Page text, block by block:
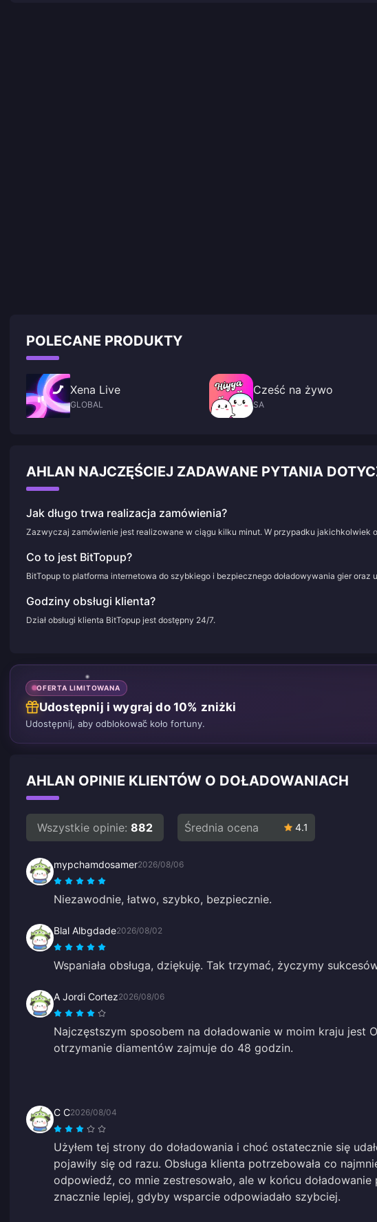
POLECANE PRODUKTY
Xena Live
GLOBAL
Cześć na żywo
SA
AHLAN NAJCZĘŚCIEJ ZADAWANE PYTANIA
Jak długo trwa realizacja zamówienia?
Zazwyczaj zamówienie jest realizowane w ciągu kilku minut. W przypadku jakichkolwiek
Co to jest BitTopup?
BitTopup to platforma internetowa do szybkiego i bezpiecznego doładowywania gier oraz
Godziny obsługi klienta?
Dział obsługi klienta BitTopup jest dostępny 24/7.
OFERTA LIMITOWANA
Udostępnij i wygraj do 10% zniżki
Udostępnij, aby odblokować koło fortuny.
AHLAN OPINIE KLIENTÓW O DOŁADOWANIACH
Wszystkie opinie: 882 Średnia ocena 4.1
mypchamdosamer2026/08/06
Niezawodnie, łatwo, szybko, bezpiecznie.
Blal Albgdade2026/08/02
Wspaniała obsługa, dziękuję. Tak trzymać, życzymy
A Jordi Cortez2026/08/06
Najczęstszym sposobem na doładowanie w moim kraju jest
otrzymanie diamentów zajmuje do 48 godzin.
C C2026/08/04
Użyłem tej strony do doładowania i choć ostatecznie się
pojawiły się od razu. Obsługa klienta potrzebowała co
odpowiedź, co mnie zestresowało, ale w końcu doładowanie
znacznie lepiej, gdyby wsparcie odpowiadało szybciej.